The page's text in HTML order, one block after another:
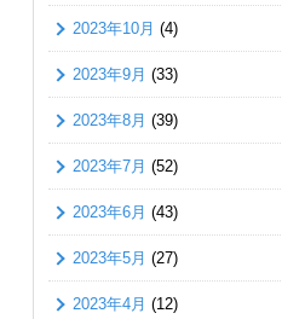
2023年10月 (4)
2023年9月 (33)
2023年8月 (39)
2023年7月 (52)
2023年6月 (43)
2023年5月 (27)
2023年4月 (12)